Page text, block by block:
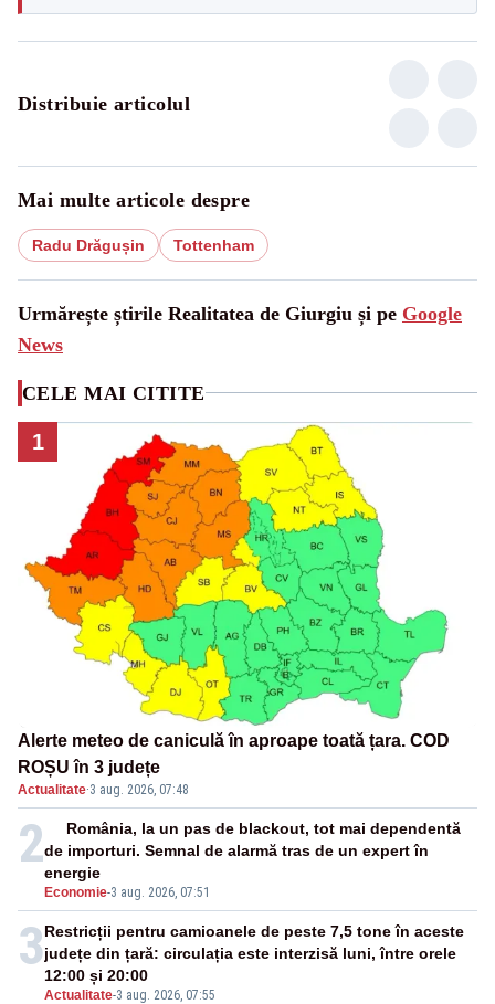
Distribuie articolul
Mai multe articole despre
Radu Drăgușin Tottenham
Urmărește știrile Realitatea de Giurgiu și pe Google
News
CELE MAI CITITE
1
Alerte meteo de caniculă în aproape toată țara. COD
ROȘU în 3 județe
Actualitate·3 aug. 2026, 07:48
2
Economie-3 aug. 2026, 07:51
România, la un pas de blackout, tot mai dependentă
de importuri. Semnal de alarmă tras de un expert în
energie
3
Actualitate-3 aug. 2026, 07:55
Restricții pentru camioanele de peste 7,5 tone în aceste
județe din țară: circulația este interzisă luni, între orele
12:00 și 20:00